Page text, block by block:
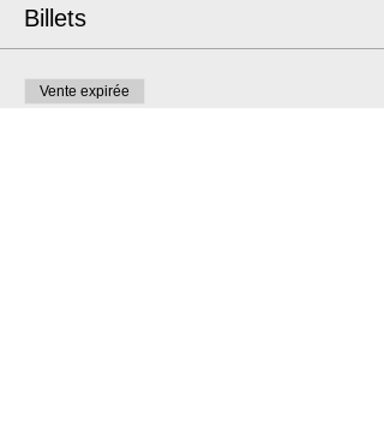
Billets
Vente expirée